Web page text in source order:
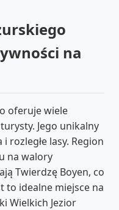
na
oferuje wiele
Jego unikalny
rozległe lasy. Region
na walory
Twierdzę Boyen, co
to idealne miejsce na
Wielkich Jezior